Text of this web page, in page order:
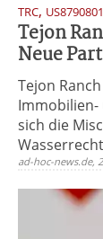
TRC,
Tejon
Neue
Tejon
Immobilien-
sich die
ad-hoc-news.de,